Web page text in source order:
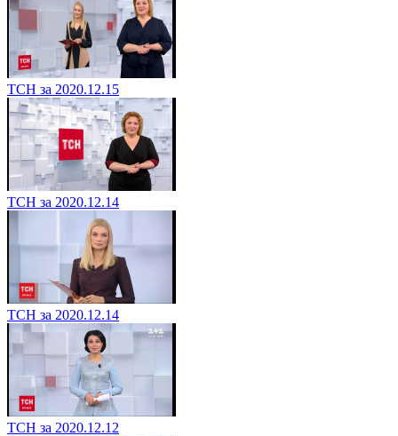
ТСН за 2020.12.15
ТСН за 2020.12.14
ТСН за 2020.12.14
ТСН за 2020.12.12